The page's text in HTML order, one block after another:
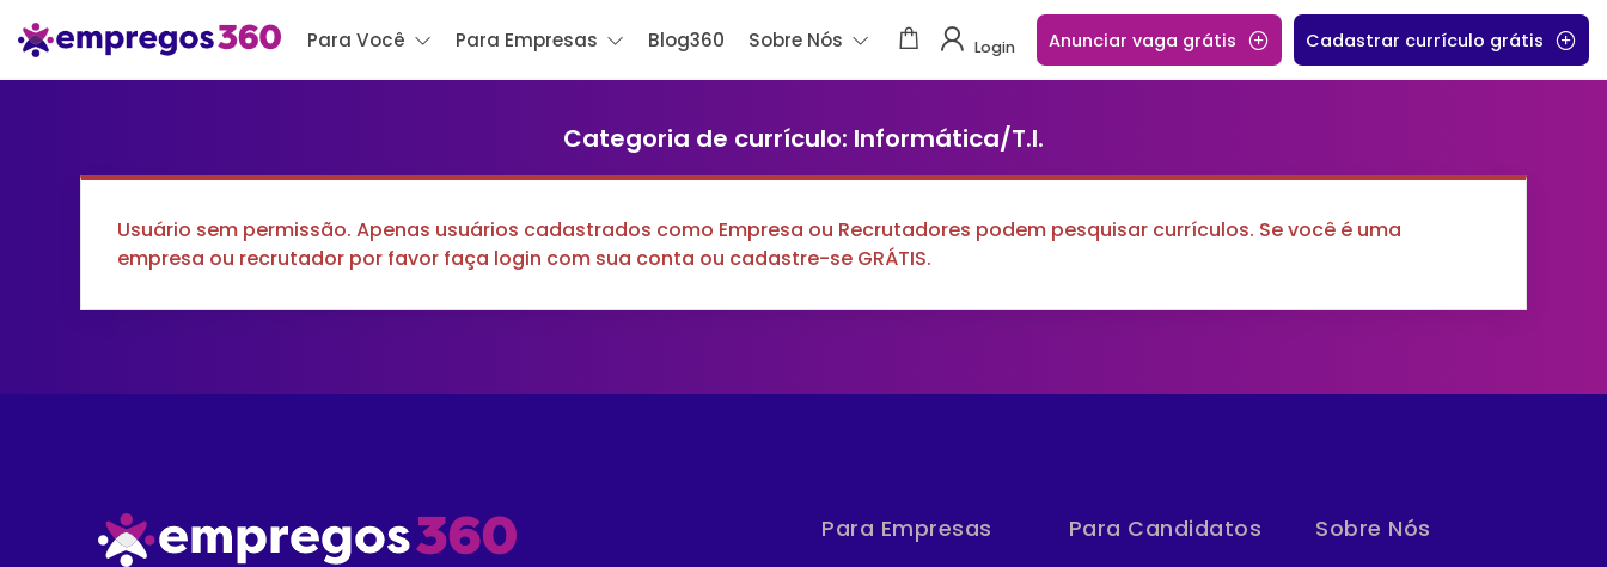
Para Você Para Empresas Blog360 Sobre Nós Login Anunciar vaga grátis Cadastrar currículo grátis
Categoria de currículo: Informática/T.I.
Usuário sem permissão. Apenas usuários cadastrados como Empresa ou Recrutadores podem pesquisar currículos. Se você é uma
empresa ou recrutador por favor faça login com sua conta ou cadastre-se GRÁTIS.
Para Empresas Para Candidatos Sobre Nós